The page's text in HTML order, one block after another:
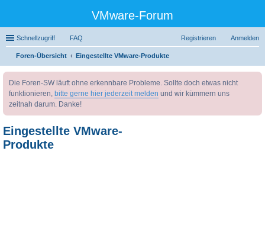
VMware-Forum
Schnellzugriff FAQ Anmelden
Registrieren
Foren-Übersicht
Eingestellte VMware-Produkte
Die Foren-SW läuft ohne erkennbare Probleme. Sollte doch etwas nicht
funktionieren, bitte gerne hier jederzeit melden und wir kümmern uns
zeitnah darum. Danke!
Eingestellte VMware-
Produkte